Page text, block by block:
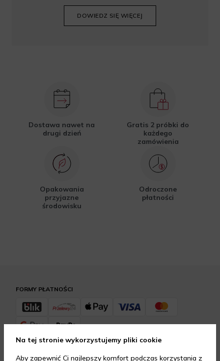
DOWIEDZ SIĘ WIĘCEJ
Dostawa nawet na
drugi dzień
Gratis 2 próbki do
każdego
zamówienia
Opakowania
przyjazne
środowisku
Odroczone
płatności
FORMY DOSTAWY
FORMY PŁATNOŚCI
Na tej stronie wykorzystujemy pliki cookie
Aby zapewnić Ci najlepszy komfort podczas korzystania z